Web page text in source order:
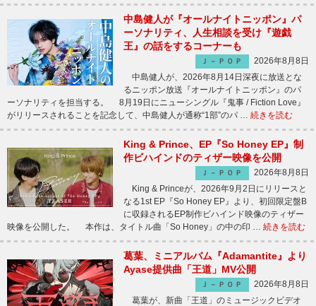
中島健人が『オールナイトニッポン』パ
ーソナリティ、人生相談を受け『遊戯
王』の話をするコーナーも
Ｊ－ＰＯＰ
2026年8月8日
中島健人が、2026年8月14日深夜に放送とな
るニッポン放送『オールナイトニッポン』のパ
ーソナリティを担当する。 8月19日にニューシングル『鬼事 / Fiction Love』
がリリースされることを記念して、中島健人が通称“1部”のパ … 続きを読む
King & Prince、EP『So Honey EP』制
作ビハインドのティザー映像を公開
Ｊ－ＰＯＰ
2026年8月8日
King & Princeが、2026年9月2日にリリースと
なる1st EP『So Honey EP』より、初回限定盤B
に収録されるEP制作ビハインド映像のティザー
映像を公開した。 本作は、タイトル曲「So Honey」の中の印 … 続きを読む
葛葉、ミニアルバム『Adamantite』より
Ayase提供曲「王道」MV公開
Ｊ－ＰＯＰ
2026年8月8日
葛葉が、新曲「王道」のミュージックビデオ